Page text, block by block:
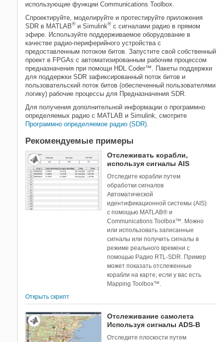
использующие функции Communications Toolbox.
Спроектируйте, моделируйте и протестируйте приложения
SDR в MATLAB®и Simulink®с сигналами радио в прямом
эфире. Используйте поддерживаемое оборудование в
качестве радио-периферийного устройства с
предоставленным потоком битов. Запустите свой собственный
проект в FPGAs с автоматизированным рабочим процессом
предназначения при помощи HDL Coder™. Пакеты поддержки
для поддержки SDR зафиксированный поток битов и
пользовательский поток битов (обеспеченный пользователями
логику) рабочие процессы для Предназначения SDR.
Для получения дополнительной информации о программно
определяемых радио с MATLAB и Simulink, смотрите
Программно определяемое радио (SDR).
Рекомендуемые примеры
Отслеживать корабли,
используя сигналы AIS
Отследите корабли путем
обработки сигналов
Автоматической
идентификационной системы (AIS)
с помощью MATLAB® и
Communications Toolbox™. Можно
или использовать записанные
сигналы или получить сигналы в
режиме реального времени с
помощью Радио RTL-SDR. Пример
может показать отслеженные
корабли на карте, если у вас есть
Mapping Toolbox™.
Открыть скрипт
Отслеживание самолета
Используя сигналы ADS-B
Отследите плоскости путем